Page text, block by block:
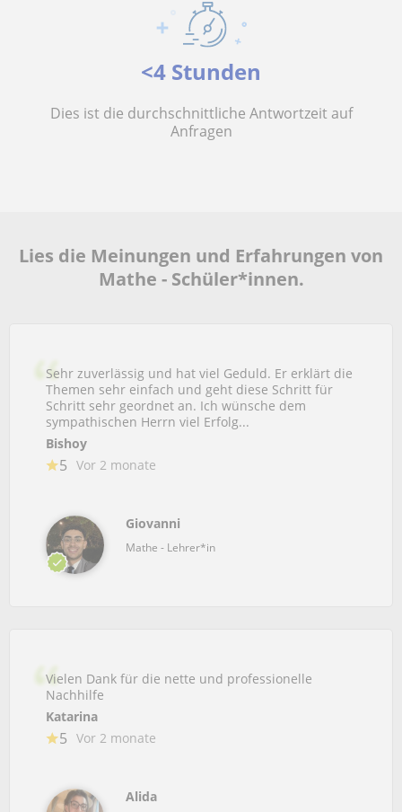
<4 Stunden
Dies ist die durchschnittliche Antwortzeit auf
Anfragen
Lies die Meinungen und Erfahrungen von
Mathe - Schüler*innen.
Sehr zuverlässig und hat viel Geduld. Er erklärt die
Themen sehr einfach und geht diese Schritt für
Schritt sehr geordnet an. Ich wünsche dem
sympathischen Herrn viel Erfolg...
Bishoy
5 Vor 2 monate
Giovanni
Mathe - Lehrer*in
Vielen Dank für die nette und professionelle
Nachhilfe
Katarina
5 Vor 2 monate
Alida